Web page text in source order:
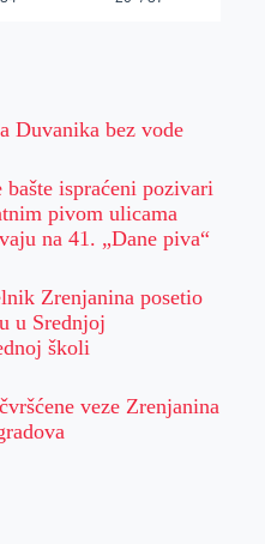
Duvanika bez vode
bašte ispraćeni pozivari
pivom ulicama
na 41. „Dane piva“
Zrenjanina posetio
u Srednjoj
školi
veze Zrenjanina